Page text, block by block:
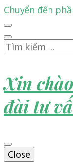
Chuyển đến
Tìm
kiếm
Xin
đài tư
Close